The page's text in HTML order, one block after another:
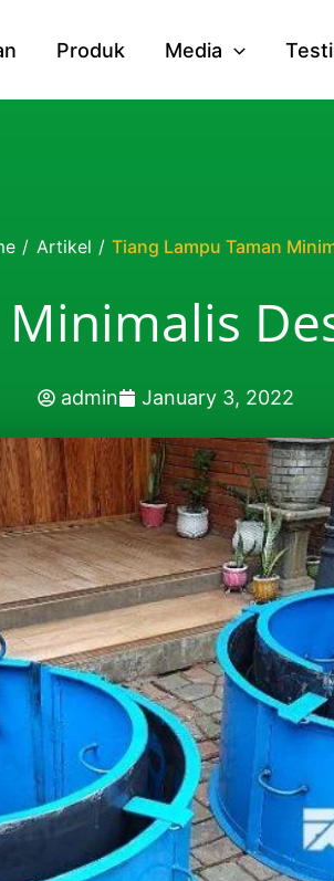
Produk Media
/ Artikel / Tiang Lampu Taman
admin January 3, 2022